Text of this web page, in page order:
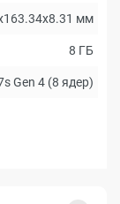
мм
8 ГБ
Gen 4 (8 ядер)